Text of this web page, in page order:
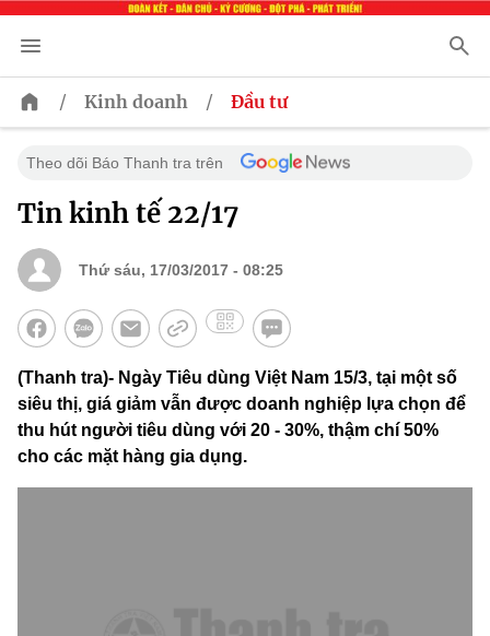
/ Kinh doanh / Đầu tư
Theo dõi Báo Thanh tra trên
Tin kinh tế 22/17
Thứ sáu, 17/03/2017 - 08:25
(Thanh tra)- Ngày Tiêu dùng Việt Nam 15/3, tại một số
siêu thị, giá giảm vẫn được doanh nghiệp lựa chọn để
thu hút người tiêu dùng với 20 - 30%, thậm chí 50%
cho các mặt hàng gia dụng.